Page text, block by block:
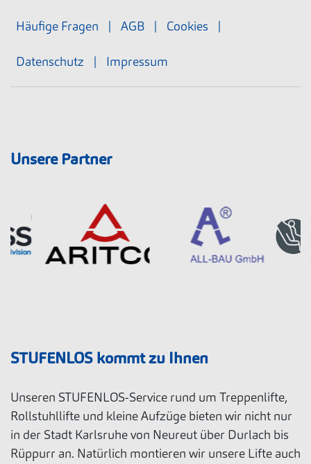
Häufige Fragen | AGB | Cookies |
Datenschutz | Impressum
Unsere Partner
STUFENLOS kommt zu Ihnen
Unseren STUFENLOS-Service rund um Treppenlifte,
Rollstuhllifte und kleine Aufzüge bieten wir nicht nur
in der Stadt Karlsruhe von Neureut über Durlach bis
Rüppurr an. Natürlich montieren wir unsere Lifte auch